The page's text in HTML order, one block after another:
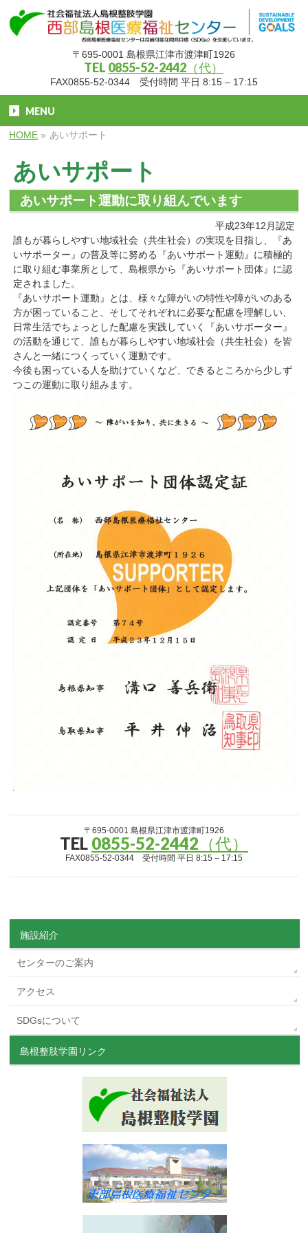
〒695-0001 島根県江津市渡津町1926
TEL 0855-52-2442（代）
FAX0855-52-0344 受付時間 平日 8:15 – 17:15
MENU
HOME » あいサポート
あいサポート
あいサポート運動に取り組んでいます
平成23年12月認定
誰もが暮らしやすい地域社会（共生社会）の実現を目指し、『あ
いサポーター』の普及等に努める『あいサポート運動』に積極的
に取り組む事業所として、島根県から『あいサポート団体』に認
定されました。
『あいサポート運動』とは、様々な障がいの特性や障がいのある
方が困っていること、そしてそれぞれに必要な配慮を理解しい、
日常生活でちょっとした配慮を実践していく『あいサポーター』
の活動を通じて、誰もが暮らしやすい地域社会（共生社会）を皆
さんと一緒につくっていく運動です。
今後も困っている人を助けていくなど、できるところから少しず
つこの運動に取り組みます。
〒695-0001 島根県江津市渡津町1926
TEL 0855-52-2442（代）
FAX0855-52-0344 受付時間 平日 8:15 – 17:15
施設紹介
センターのご案内
アクセス
SDGsについて
島根整肢学園リンク